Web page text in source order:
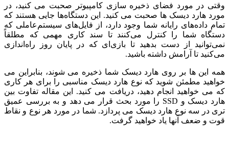
وقتی در مورد فضای ذخیره سازی کامپیوتر صحبت می کنید، در
مورد هارد دیسک ها صحبت می کنید. این دستگاه‌ها جایی هستند که
تمام داده‌های رایانه شما وجود دارد، از فایل‌های سیستم‌عاملی که
دستگاه شما را کنترل می‌کنند تا سند کاری مهمی که مطلقاً
نمی‌توانید از دست بدهید تا بازی‌ای که در پایان روز راه‌اندازی
می‌کنید تا آرامش داشته باشید.
همه این ها بر روی هارد دیسک شما ذخیره می شوند، بنابراین می
خواهید مطمئن شوید که نوع هارد دیسک مناسبی را برای هر کاری
که می خواهید انجام دهید، دریافت می کنید. این مقاله تفاوت بین
هارد دیسک و SSD را مورد بحث قرار می دهد و به بررسی عمیق
تری در سه نوع هارد دیسک می پردازد. شما در مورد هر نوع و نقاط
قوت و ضعف آنها یاد خواهید گرفت.